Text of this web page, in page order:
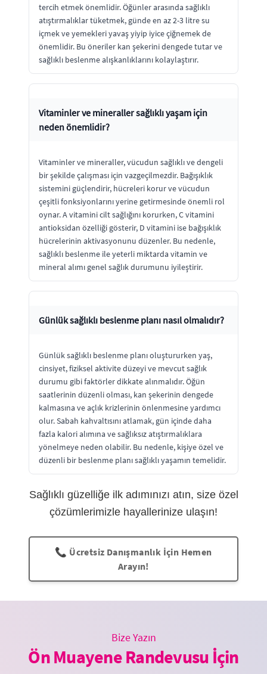
tercih etmek önemlidir. Öğünler arasında sağlıklı
atıştırmalıklar tüketmek, günde en az 2-3 litre su
içmek ve yemekleri yavaş yiyip iyice çiğnemek de
önemlidir. Bu öneriler kan şekerini dengede tutar ve
sağlıklı beslenme alışkanlıklarını kolaylaştırır.
Vitaminler ve mineraller sağlıklı yaşam için
neden önemlidir?
Vitaminler ve mineraller, vücudun sağlıklı ve dengeli
bir şekilde çalışması için vazgeçilmezdir. Bağışıklık
sistemini güçlendirir, hücreleri korur ve vücudun
çeşitli fonksiyonlarını yerine getirmesinde önemli rol
oynar. A vitamini cilt sağlığını korurken, C vitamini
antioksidan özelliği gösterir, D vitamini ise bağışıklık
hücrelerinin aktivasyonunu düzenler. Bu nedenle,
sağlıklı beslenme ile yeterli miktarda vitamin ve
mineral alımı genel sağlık durumunu iyileştirir.
Günlük sağlıklı beslenme planı nasıl olmalıdır?
Günlük sağlıklı beslenme planı oluştururken yaş,
cinsiyet, fiziksel aktivite düzeyi ve mevcut sağlık
durumu gibi faktörler dikkate alınmalıdır. Öğün
saatlerinin düzenli olması, kan şekerinin dengede
kalmasına ve açlık krizlerinin önlenmesine yardımcı
olur. Sabah kahvaltısını atlamak, gün içinde daha
fazla kalori alımına ve sağlıksız atıştırmalıklara
yönelmeye neden olabilir. Bu nedenle, kişiye özel ve
düzenli bir beslenme planı sağlıklı yaşamın temelidir.
Sağlıklı güzelliğe ilk adımınızı atın, size özel
çözümlerimizle hayallerinize ulaşın!
📞 Ücretsiz Danışmanlık İçin Hemen
Arayın!
Bize Yazın
Ön Muayene Randevusu İçin